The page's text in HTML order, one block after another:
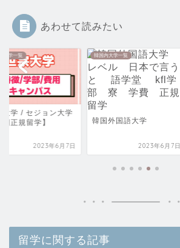
あわせて読みたい
大学一覧
大学 / セジョン大学
国正規留学】
2023年6月7日
韓国内大学一覧
韓国外国語大学
2023年6月7日
留学に関する記事